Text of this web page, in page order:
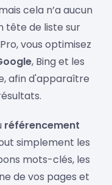
cela n’a aucun
tête de liste sur
vous optimisez
, Bing et les
afin d'apparaître
référencement
simplement les
mots-clés, les
de vos pages et